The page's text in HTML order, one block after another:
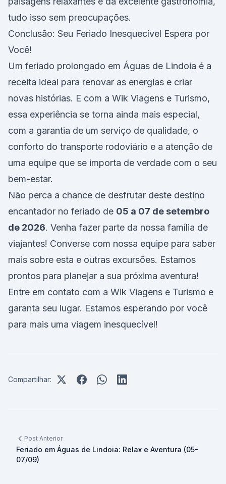
tudo isso sem preocupações.
Conclusão: Seu Feriado Inesquecível Espera por
Você!
Um feriado prolongado em Águas de Lindoia é a
receita ideal para renovar as energias e criar
novas histórias. E com a Wik Viagens e Turismo,
essa experiência se torna ainda mais especial,
com a garantia de um serviço de qualidade, o
conforto do transporte rodoviário e a atenção de
uma equipe que se importa de verdade com o seu
bem-estar.
Não perca a chance de desfrutar deste destino
encantador no feriado de 05 a 07 de setembro
de 2026. Venha fazer parte da nossa família de
viajantes! Converse com nossa equipe para saber
mais sobre esta e outras excursões. Estamos
prontos para planejar a sua próxima aventura!
Entre em contato com a Wik Viagens e Turismo e
garanta seu lugar. Estamos esperando por você
para mais uma viagem inesquecível!
Compartilhar:
Post Anterior
Feriado em Águas de Lindoia: Relax e Aventura (05-
07/09)